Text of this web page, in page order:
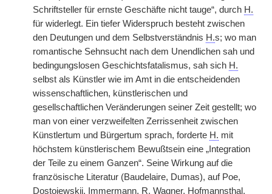
Schriftsteller für ernste Geschäfte nicht tauge“, durch H.
für widerlegt. Ein tiefer Widerspruch besteht zwischen
den Deutungen und dem Selbstverständnis H.s; wo man
romantische Sehnsucht nach dem Unendlichen sah und
bedingungslosen Geschichtsfatalismus, sah sich H.
selbst als Künstler wie im Amt in die entscheidenden
wissenschaftlichen, künstlerischen und
gesellschaftlichen Veränderungen seiner Zeit gestellt; wo
man von einer verzweifelten Zerrissenheit zwischen
Künstlertum und Bürgertum sprach, forderte H. mit
höchstem künstlerischem Bewußtsein eine „Integration
der Teile zu einem Ganzen“. Seine Wirkung auf die
französische Literatur (Baudelaire, Dumas), auf Poe,
Dostojewskij, Immermann, R. Wagner, Hofmannsthal,